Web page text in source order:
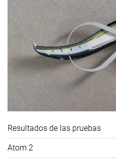
Resultados de las pruebas
Atom 2